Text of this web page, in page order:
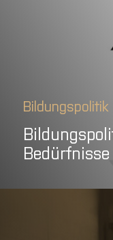
Bildungspolitik